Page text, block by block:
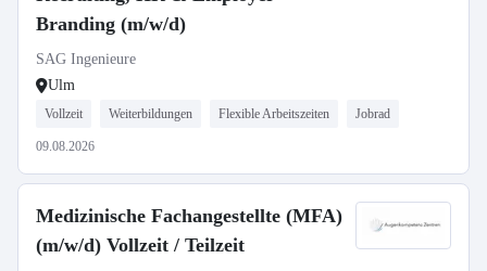
Branding (m/w/d)
SAG Ingenieure
Ulm
Vollzeit Weiterbildungen Flexible Arbeitszeiten Jobrad
09.08.2026
Medizinische Fachangestellte (MFA)
(m/w/d) Vollzeit / Teilzeit